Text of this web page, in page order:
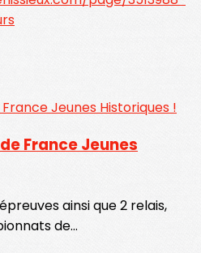
France Jeunes
ainsi que 2 relais,
de...